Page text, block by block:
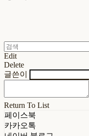
Edit
Delete
글쓴이
Return To List
페이스북
카카오톡